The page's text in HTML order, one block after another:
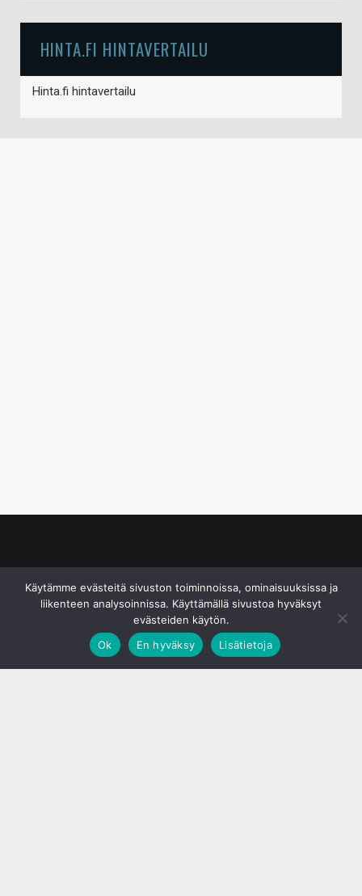
HINTA.FI HINTAVERTAILU
Hinta.fi hintavertailu
Käytämme evästeitä sivuston toiminnoissa, ominaisuuksissa ja
liikenteen analysoinnissa. Käyttämällä sivustoa hyväksyt
evästeiden käytön.
Ok
En hyväksy Lisätietoja